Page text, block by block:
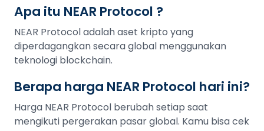
Apa itu NEAR Protocol ?
NEAR Protocol adalah aset kripto yang
diperdagangkan secara global menggunakan
teknologi blockchain.
Berapa harga NEAR Protocol hari ini?
Harga NEAR Protocol berubah setiap saat
mengikuti pergerakan pasar global. Kamu bisa cek